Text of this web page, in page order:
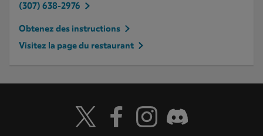
(307) 638-2976
Obtenez des instructions
Visitez la page du restaurant
Visit Wendy's Twitter
Visit Wendy's Facebook
Visit Wendy's Instagram
Visit Wendy's Discord